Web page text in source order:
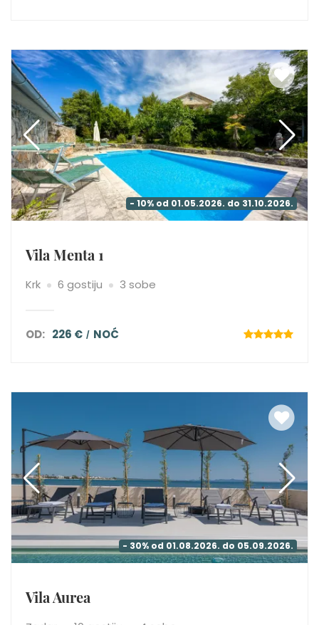
- 10% od 01.05.2026. do 31.10.2026.
Vila Menta 1
Krk 6 gostiju 3 sobe
OD: 226 € NOĆ
- 30% od 01.08.2026. do 05.09.2026.
Vila Aurea